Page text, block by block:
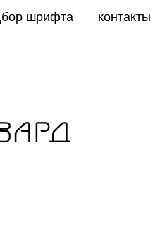
шрифта контакты